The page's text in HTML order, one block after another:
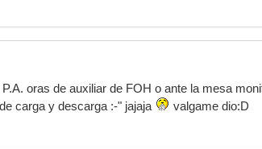
oras de auxiliar de FOH o ante la mesa
carga y descarga :-" jajaja
valgame dio:D